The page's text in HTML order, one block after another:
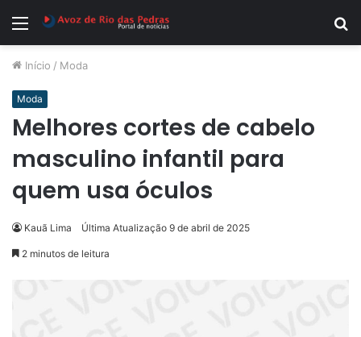
Menu
Início / Moda
Moda
Melhores cortes de cabelo
masculino infantil para
quem usa óculos
Kauã Lima Última Atualização 9 de abril de 2025
2 minutos de leitura